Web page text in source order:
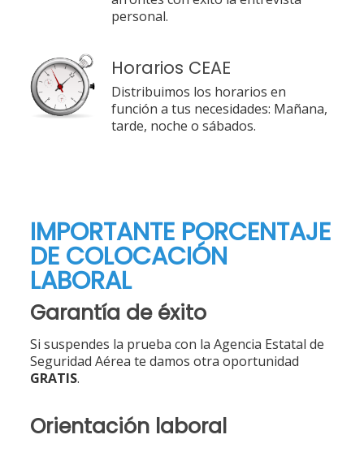
personal.
Horarios CEAE
Distribuimos los horarios en
función a tus necesidades: Mañana,
tarde, noche o sábados.
IMPORTANTE PORCENTAJE
DE COLOCACIÓN
LABORAL
Garantía de éxito
Si suspendes la prueba con la Agencia Estatal de
Seguridad Aérea te damos otra oportunidad
GRATIS.
Orientación laboral